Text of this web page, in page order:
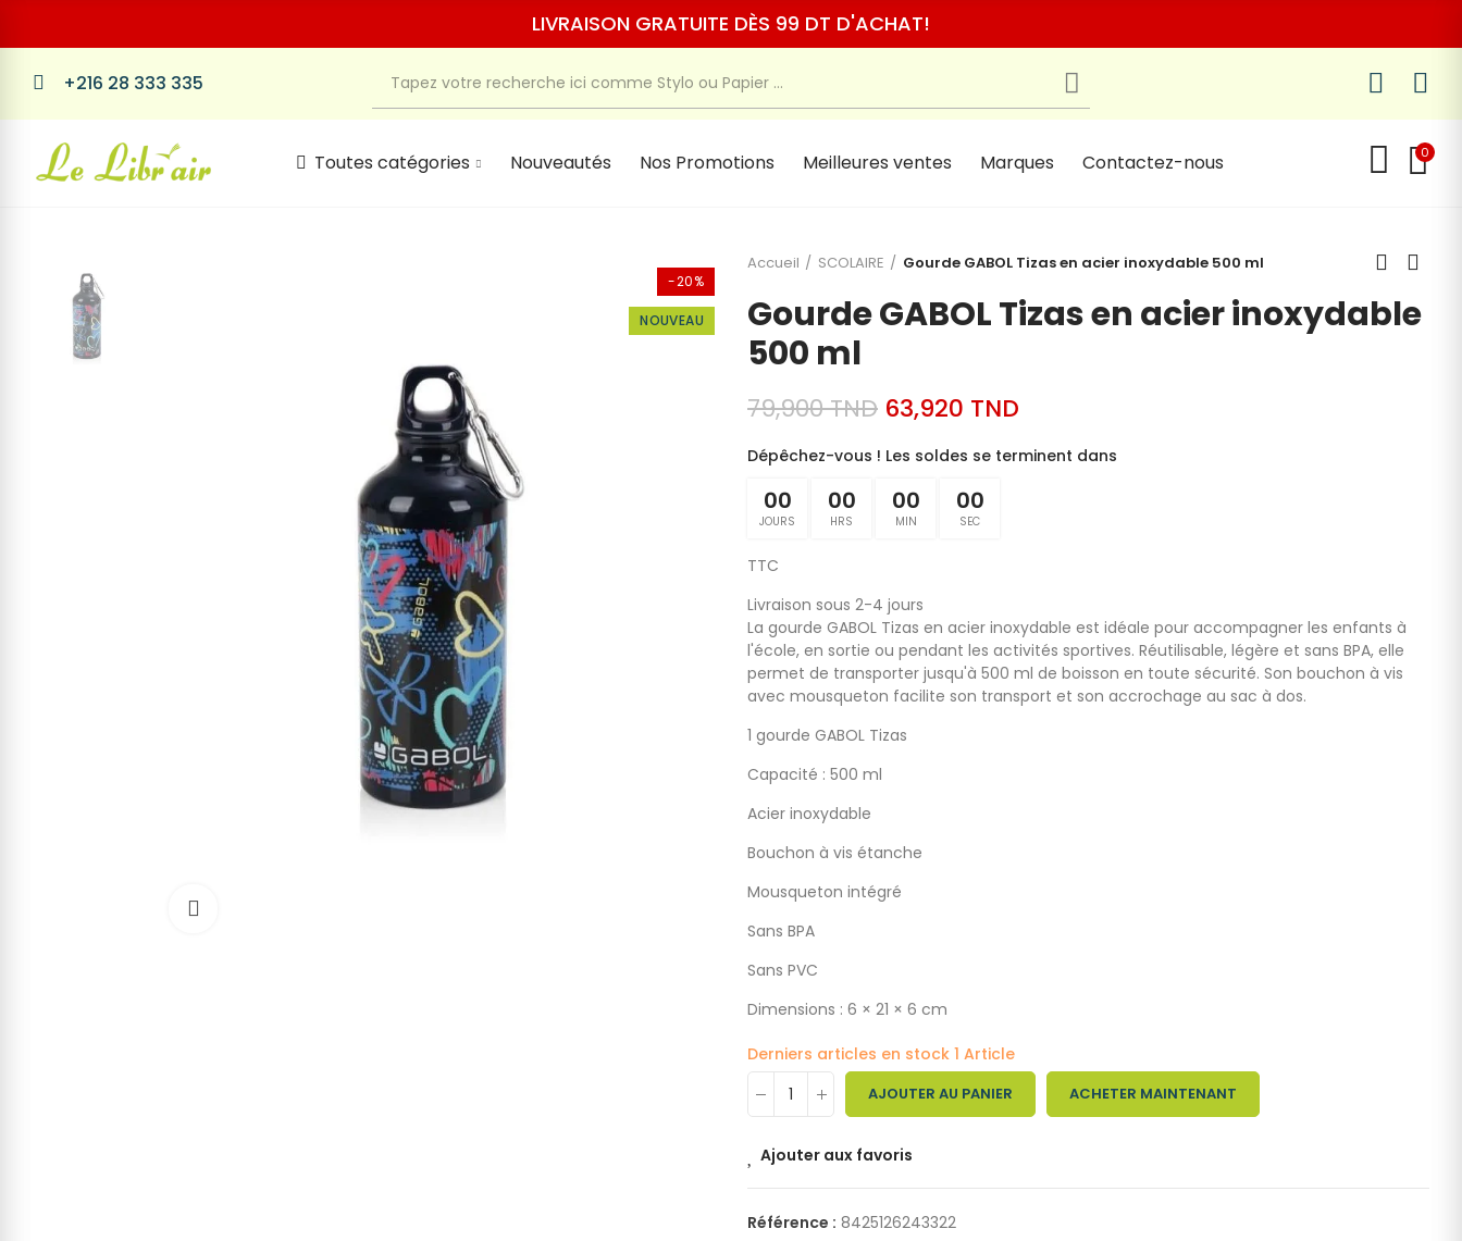
LIVRAISON GRATUITE DÈS 99 DT D'ACHAT!
+216 28 333 335
Toutes catégories Nouveautés Nos Promotions Meilleures ventes Marques Contactez-nous 0
-20%
NOUVEAU
Accueil SCOLAIRE Gourde GABOL Tizas en acier inoxydable 500 ml
Gourde GABOL Tizas en acier inoxydable
500 ml
79,900 TND 63,920 TND
Dépêchez-vous ! Les soldes se terminent dans
00
JOURS
00
HRS
00
MIN
00
SEC
TTC
Livraison sous 2-4 jours
La gourde GABOL Tizas en acier inoxydable est idéale pour accompagner les enfants à
l'école, en sortie ou pendant les activités sportives. Réutilisable, légère et sans BPA, elle
permet de transporter jusqu'à 500 ml de boisson en toute sécurité. Son bouchon à vis
avec mousqueton facilite son transport et son accrochage au sac à dos.
1 gourde GABOL Tizas
Capacité : 500 ml
Acier inoxydable
Bouchon à vis étanche
Mousqueton intégré
Sans BPA
Sans PVC
Dimensions : 6 × 21 × 6 cm
Derniers articles en stock 1 Article
AJOUTER AU PANIER ACHETER MAINTENANT
Ajouter aux favoris
Référence : 8425126243322